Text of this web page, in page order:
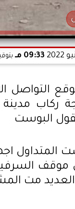
09:33 مـ
ركاب
البوست
المتداول
موقف
العديد مت